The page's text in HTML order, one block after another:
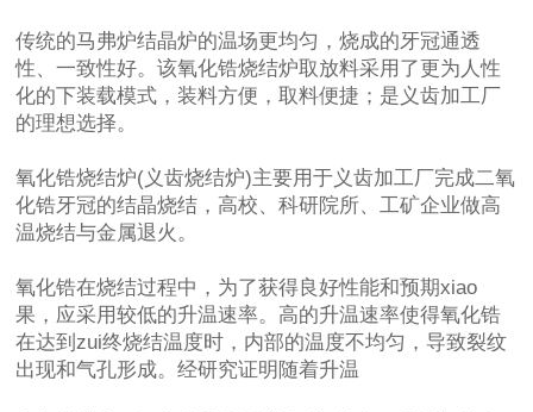
传统的马弗炉结晶炉的温场更均匀，烧成的牙冠通透
性、一致性好。该氧化锆烧结炉取放料采用了更为人性
化的下装载模式，装料方便，取料便捷；是义齿加工厂
的理想选择。
氧化锆烧结炉(义齿烧结炉)主要用于义齿加工厂完成二氧
化锆牙冠的结晶烧结，高校、科研院所、工矿企业做高
温烧结与金属退火。
氧化锆在烧结过程中，为了获得良好性能和预期xiao
果，应采用较低的升温速率。高的升温速率使得氧化锆
在达到zui终烧结温度时，内部的温度不均匀，导致裂纹
出现和气孔形成。经研究证明随着升温